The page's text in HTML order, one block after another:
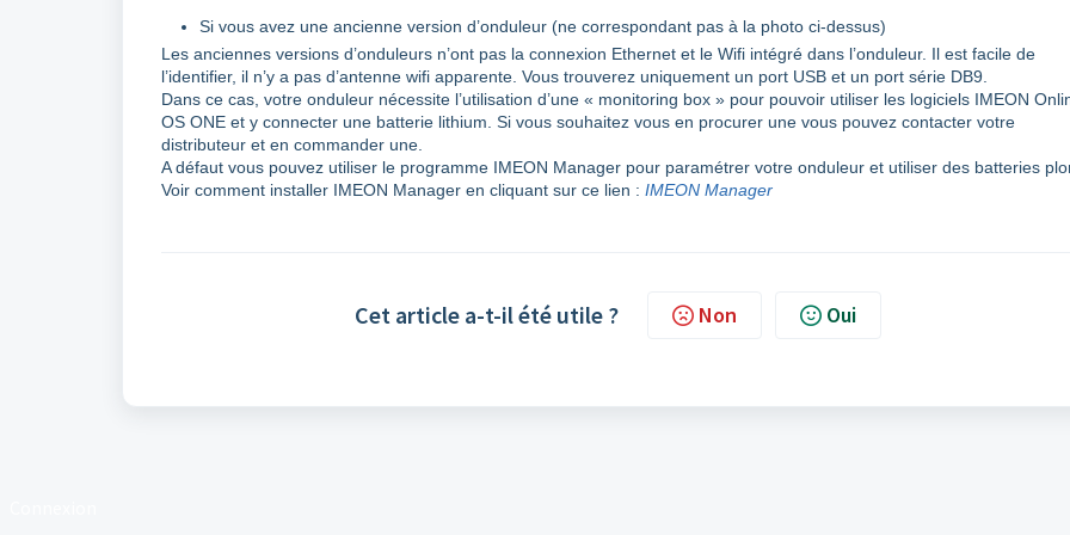
Si vous avez une ancienne version d’onduleur (ne correspondant pas à la photo ci-dessus)
Les anciennes versions d’onduleurs n’ont pas la connexion Ethernet et le Wifi intégré dans l’onduleur. Il est facile de
l’identifier, il n’y a pas d’antenne wifi apparente. Vous trouverez uniquement un port USB et un port série DB9.
Dans ce cas, votre onduleur nécessite l’utilisation d’une « monitoring box » pour pouvoir utiliser les logiciels IMEON
OS ONE et y connecter une batterie lithium. Si vous souhaitez vous en procurer une vous pouvez contacter votre
distributeur et en commander une.
A défaut vous pouvez utiliser le programme IMEON Manager pour paramétrer votre onduleur et utiliser des batteries
Voir comment installer IMEON Manager en cliquant sur ce lien : IMEON Manager
Cet article a-t-il été utile ? Non Oui